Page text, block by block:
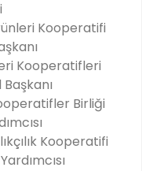
Kooperatifi
Kooperatifleri
Birliği
Kooperatifi